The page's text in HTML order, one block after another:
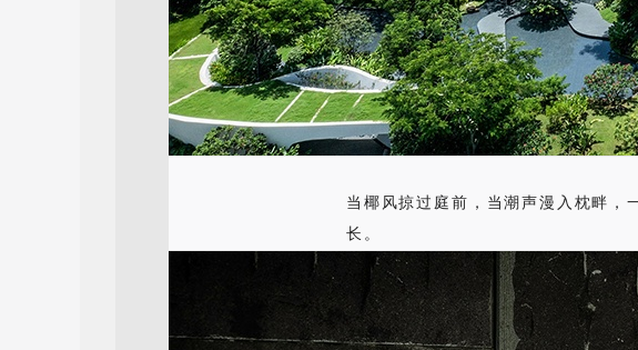
当椰风掠过庭前，当潮声漫入枕畔，
长。